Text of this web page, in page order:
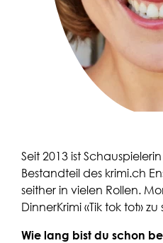
Seit 2013 ist
Bestandteil des krimi.ch
seither in vielen Rollen.
DinnerKrimi «Tik tok tot» zu
Wie lang bist du schon